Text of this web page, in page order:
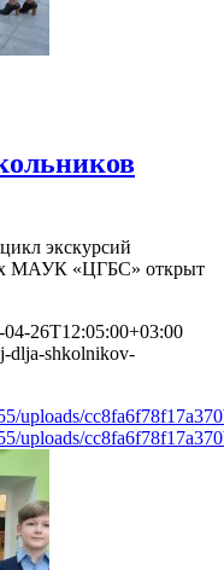
экскурсий
МАУК «ЦГБС» открыт
04-26T12:05:00+03:00
dlja-shkolnikov-
uploads/
uploads/